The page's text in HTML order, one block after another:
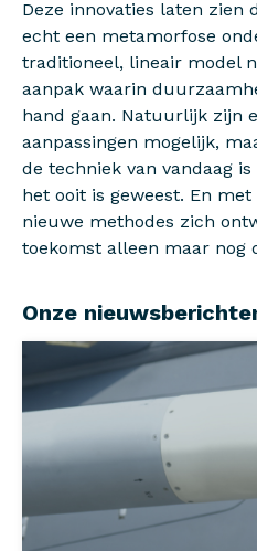
Deze innovaties laten zien
echt een metamorfose
traditioneel, lineair model
aanpak waarin
hand gaan. Natuurlijk zijn
aanpassingen mogelijk,
de techniek van vandaag
het ooit is geweest. En
nieuwe methodes zich
toekomst alleen maar nog
Onze